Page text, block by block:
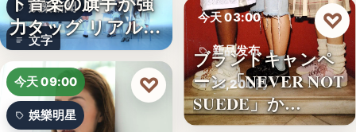
娛樂新聞
文字
力タッグ リアル×
バー…
今天 09:00
娛樂明星
♡
今天 03:00
新品发布
13,200円
ブランドキャンペ
ーン「NEVER NOT
SUEDE」か…
♡